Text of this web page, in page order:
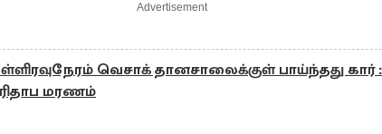
Advertisement
வெசாக் தானசாலைக்குள் பாய்ந்தது கார்
மரணம்